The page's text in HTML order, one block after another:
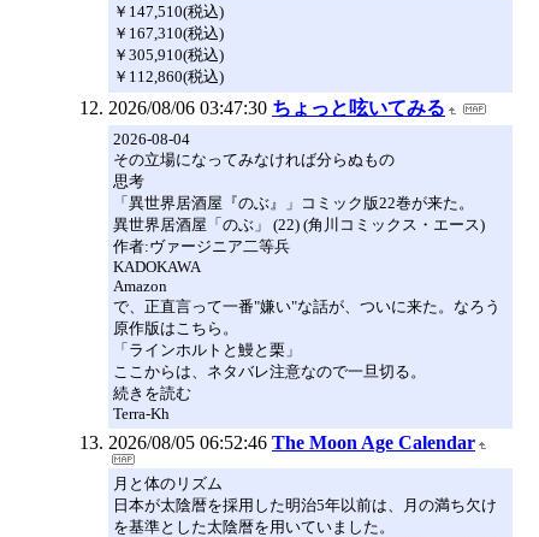
￥147,510(税込)
￥167,310(税込)
￥305,910(税込)
￥112,860(税込)
2026/08/06 03:47:30 ちょっと呟いてみる
2026-08-04
その立場になってみなければ分らぬもの
思考
「異世界居酒屋『のぶ』」コミック版22巻が来た。
異世界居酒屋「のぶ」 (22) (角川コミックス・エース)
作者:ヴァージニア二等兵
KADOKAWA
Amazon
で、正直言って一番"嫌い"な話が、ついに来た。なろう
原作版はこちら。
「ラインホルトと鰻と栗」
ここからは、ネタバレ注意なので一旦切る。
続きを読む
Terra-Kh
2026/08/05 06:52:46 The Moon Age Calendar
月と体のリズム
日本が太陰暦を採用した明治5年以前は、月の満ち欠け
を基準とした太陰暦を用いていました。